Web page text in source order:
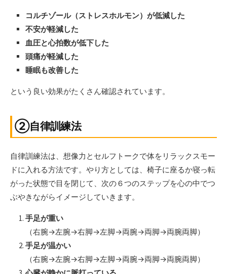
コルチゾール（ストレスホルモン）が低減した
不安が軽減した
血圧と心拍数が低下した
頭痛が軽減した
睡眠も改善した
という良い効果がたくさん確認されています。
②自律訓練法
自律訓練法は、想像力とセルフトークで体をリラックスモー
ドに入れる方法です。やり方としては、椅子に座るか寝っ転
がった状態で目を閉じて、次の６つのステップを心の中でつ
ぶやきながらイメージしていきます。
手足が重い
（右腕→左腕→右脚→左脚→両腕→両脚→両腕両脚）
手足が温かい
（右腕→左腕→右脚→左脚→両腕→両脚→両腕両脚）